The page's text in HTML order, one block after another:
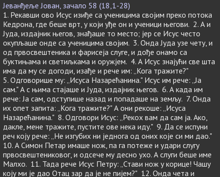
Јеванђеље Јован, зачало 58 (18,1-28)
1. Рекавши ово Исус изиђе са ученицима својим преко потока
Кедрона, где беше врт, у који уђе он и ученици његови. 2. А и
Јуда, издајник његов, знађаше то место; јер се Исус често
окупљаше онде са ученицима својим. 3. Онда Јуда узе чету, и
од првосвештеника и фарисеја слуге, и дође онамо са
буктињама и светиљкама и оружјем. 4. А Исус знајући све шта
има да му се догоди, изађе и рече им: „Кога тражите?"
5. Одговорише му: „Исуса Назарећанина." Исус им рече: „Ја
сам." А с њима стајаше и Јуда, издајник његов. 6. А када им
рече: Ја сам, одступише назад и попадаше на земљу. 7. Онда
их опет запита: „Кога тражите?" А они рекоше: „Исуса
Назарећанина." 8. Одговори Исус: „Рекох вам да сам ја. Ако,
дакле, мене тражите, пустите ове нека иду." 9. Да се испуни
реч коју рече: „Не изгубих ни једнога од оних које си ми дао."
10. А Симон Петар имаше нож, па га потеже и удари слугу
првосвештениковог, и одсече му десно ухо. А слуги беше име
Малхо. 11. Тада рече Исус Петру: „Стави нож у корице! Чашу
коју ми је дао Отац зар да је не пијем?" 12. Онда чета и